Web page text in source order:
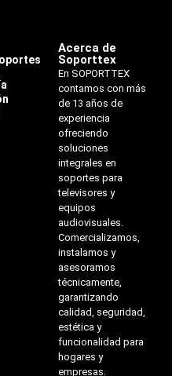
Acerca de
Soporttex
En SOPORTTEX
contamos con más
de 13 años de
experiencia
ofreciendo
soluciones
integrales en
soportes para
televisores y
equipos
audiovisuales.
Comercializamos,
instalamos y
asesoramos
técnicamente,
garantizando
calidad, seguridad,
estética y
funcionalidad para
hogares y
empresas.